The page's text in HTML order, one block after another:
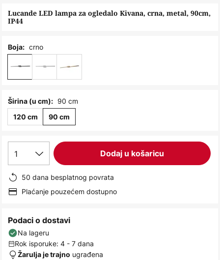
the
images
Lucande LED lampa za ogledalo Kivana, crna, metal, 90cm,
IP44
Boja: crno
Širina (u cm): 90 cm
120 cm 90 cm
1 Dodaj u košaricu
50 dana besplatnog povrata
Plaćanje pouzećem dostupno
Podaci o dostavi
Na lageru
Rok isporuke: 4 - 7 dana
Žarulja je trajno ugrađena